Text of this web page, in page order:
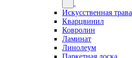
Искусственная трава
Кварцвинил
Ковролин
Ламинат
Линолеум
Паркетная доска